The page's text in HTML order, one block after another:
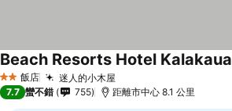
2 星級飯店 迷人的小木屋
Beach Resorts Hotel Kalakaua
7.7 蠻不錯 755 距離市中心 8.1 公里